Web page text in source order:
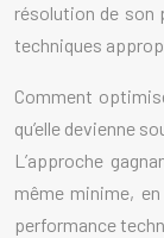
résolution de son
techniques
Comment
qu’elle devienne
L’approche
même minime,
performance